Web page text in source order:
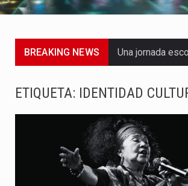
BREAKING NEWS
ETIQUETA: IDENTIDAD